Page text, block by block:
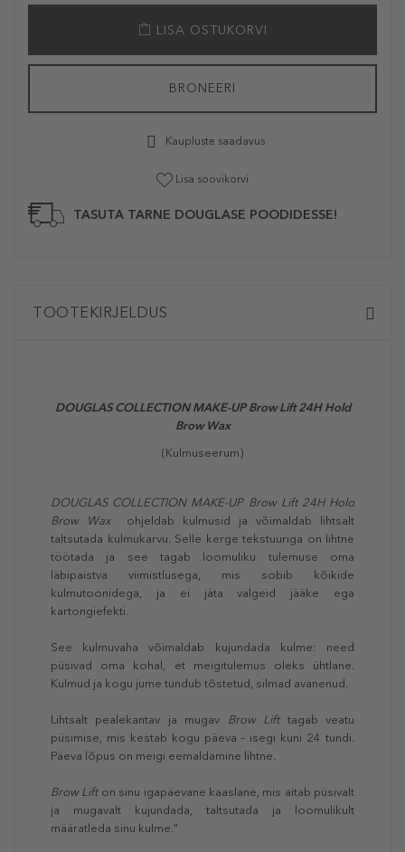
LISA OSTUKORVI
BRONEERI
Kaupluste saadavus
Lisa soovikorvi
TASUTA TARNE DOUGLASE POODIDESSE!
TOOTEKIRJELDUS
DOUGLAS COLLECTION MAKE-UP Brow Lift 24H Hold
Brow Wax
(Kulmuseerum)
DOUGLAS COLLECTION MAKE-UP Brow Lift 24H Hold
Brow Wax
ohjeldab kulmusid ja võimaldab lihtsalt
taltsutada kulmukarvu. Selle kerge tekstuuriga on lihtne
töötada ja see tagab loomuliku tulemuse oma
läbipaistva viimistlusega, mis sobib kõikide
kulmutoonidega, ja ei jäta valgeid jääke ega
kartongiefekti.
See kulmuvaha võimaldab kujundada kulme: need
püsivad oma kohal, et meigitulemus oleks ühtlane.
Kulmud ja kogu jume tundub tõstetud, silmad avanenud.
Lihtsalt pealekantav ja mugav Brow Lifttagab veatu
püsimise, mis kestab kogu päeva – isegi kuni 24 tundi.
Päeva lõpus on meigi eemaldamine lihtne.
Brow Lifton sinu igapäevane kaaslane, mis aitab püsivalt
ja mugavalt kujundada, taltsutada ja loomulikult
määratleda sinu kulme."